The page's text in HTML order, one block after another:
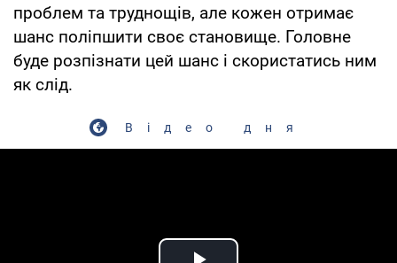
проблем та труднощів, але кожен отримає
шанс поліпшити своє становище. Головне
буде розпізнати цей шанс і скористатись ним
як слід.
Відео дня